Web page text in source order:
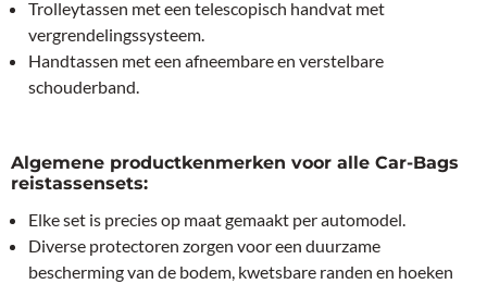
Trolleytassen met een telescopisch handvat met
vergrendelingssysteem.
Handtassen met een afneembare en verstelbare
schouderband.
Algemene productkenmerken voor alle Car-Bags
reistassensets:
Elke set is precies op maat gemaakt per automodel.
Diverse protectoren zorgen voor een duurzame
bescherming van de bodem, kwetsbare randen en hoeken